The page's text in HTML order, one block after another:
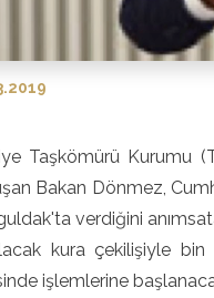
Taşkömürü Kurumu
Bakan Dönmez,
verdiğini
kura çekilişiyle
işlemlerine